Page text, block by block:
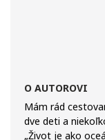
O AUTOROVI
Mám rád
dve deti a
„Život je ako